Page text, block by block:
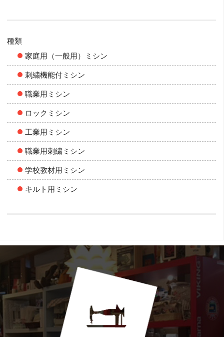
種類
家庭用（一般用）ミシン
刺繍機能付ミシン
職業用ミシン
ロックミシン
工業用ミシン
職業用刺繍ミシン
学校教材用ミシン
キルト用ミシン